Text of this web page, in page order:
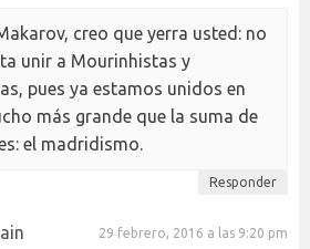
creo que yerra usted: no
unir a Mourinhistas y
pues ya estamos unidos en
más grande que la suma de
el madridismo.
Responder
29 febrero, 2016 a las 9:20 pm